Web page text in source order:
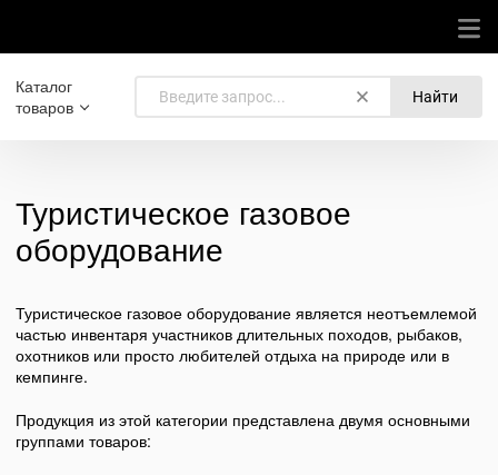
Каталог
товаров
Найти
Туристическое газовое
оборудование
Туристическое газовое оборудование является неотъемлемой
частью инвентаря участников длительных походов, рыбаков,
охотников или просто любителей отдыха на природе или в
кемпинге.
Продукция из этой категории представлена двумя основными
группами товаров: